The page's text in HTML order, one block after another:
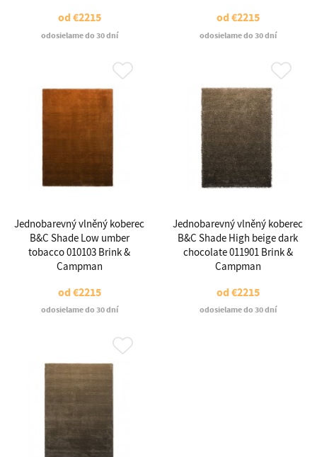
od€2215
odosielame do 30 dní
od€2215
odosielame do 30 dní
Jednobarevný vlněný koberec
B&C Shade Low umber
tobacco 010103 Brink &
Campman
od€2215
odosielame do 30 dní
Jednobarevný vlněný koberec
B&C Shade High beige dark
chocolate 011901 Brink &
Campman
od€2215
odosielame do 30 dní